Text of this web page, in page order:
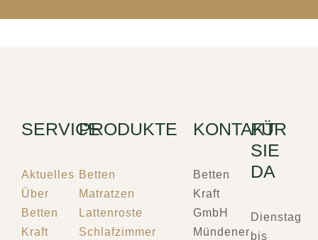
SERVICE
Aktuelles
Über
Betten
Kraft
PRODUKTE
Betten
Matratzen
Lattenroste
Schlafzimmer
KONTAKT
Betten
Kraft
GmbH
Mündener
FÜR
SIE
DA
Dienstag
bis